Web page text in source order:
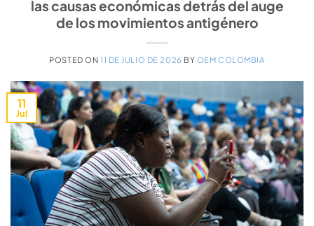
las causas económicas detrás del auge
de los movimientos antigénero
POSTED ON 11 DE JULIO DE 2026 BY OEM COLOMBIA
11
Jul